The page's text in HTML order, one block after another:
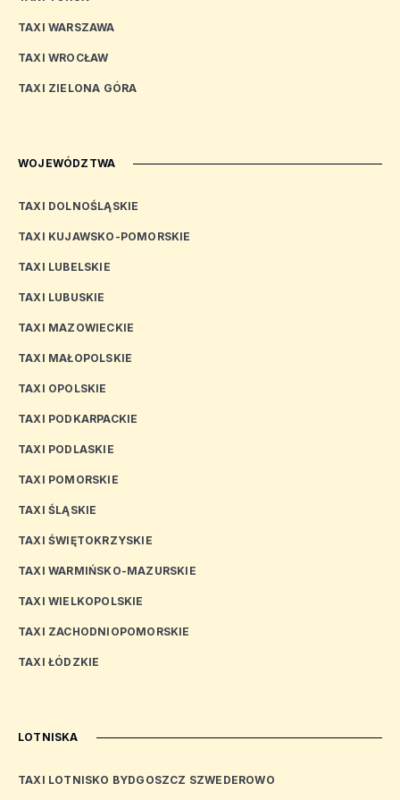
TAXI WARSZAWA
TAXI WROCŁAW
TAXI ZIELONA GÓRA
WOJEWÓDZTWA
TAXI DOLNOŚLĄSKIE
TAXI KUJAWSKO-POMORSKIE
TAXI LUBELSKIE
TAXI LUBUSKIE
TAXI MAZOWIECKIE
TAXI MAŁOPOLSKIE
TAXI OPOLSKIE
TAXI PODKARPACKIE
TAXI PODLASKIE
TAXI POMORSKIE
TAXI ŚLĄSKIE
TAXI ŚWIĘTOKRZYSKIE
TAXI WARMIŃSKO-MAZURSKIE
TAXI WIELKOPOLSKIE
TAXI ZACHODNIOPOMORSKIE
TAXI ŁÓDZKIE
LOTNISKA
TAXI LOTNISKO BYDGOSZCZ SZWEDEROWO